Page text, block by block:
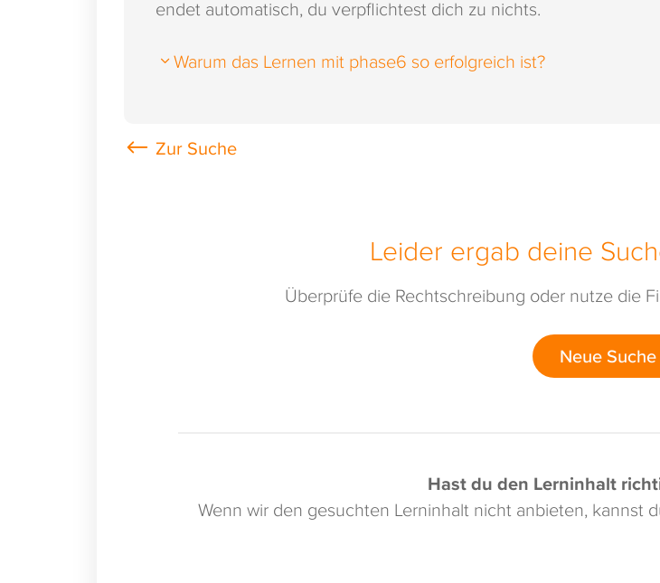
endet automatisch, du verpflichtest dich zu nichts.
Warum das Lernen mit phase6 so erfolgreich ist?
Leider ergab deine
Überprüfe die Rechtschreibung oder nutze die
Neue Suche
Hast du den Lerninhalt
Wenn wir den gesuchten Lerninhalt nicht anbieten, kannst